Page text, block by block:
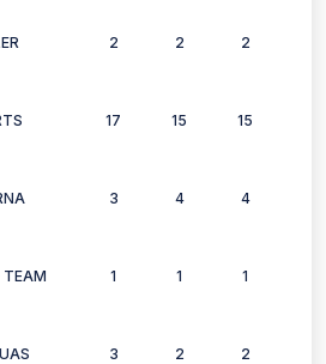
2 2 2
17 15 15
3 4 4
TEAM 1 1 1
3 2 2